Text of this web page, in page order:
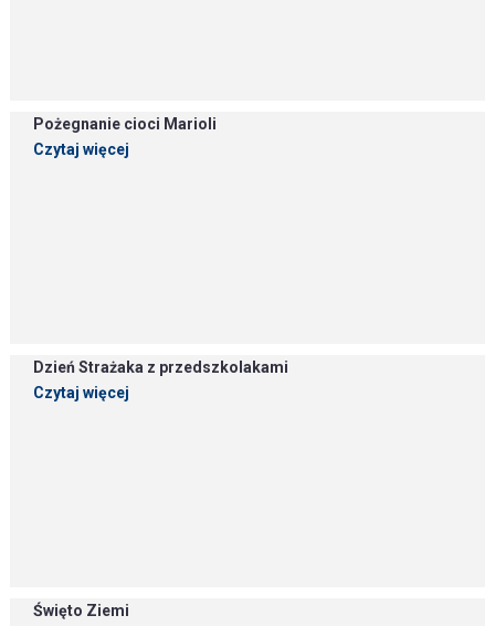
Pożegnanie cioci Marioli
Czytaj więcej
Dzień Strażaka z przedszkolakami
Czytaj więcej
Święto Ziemi